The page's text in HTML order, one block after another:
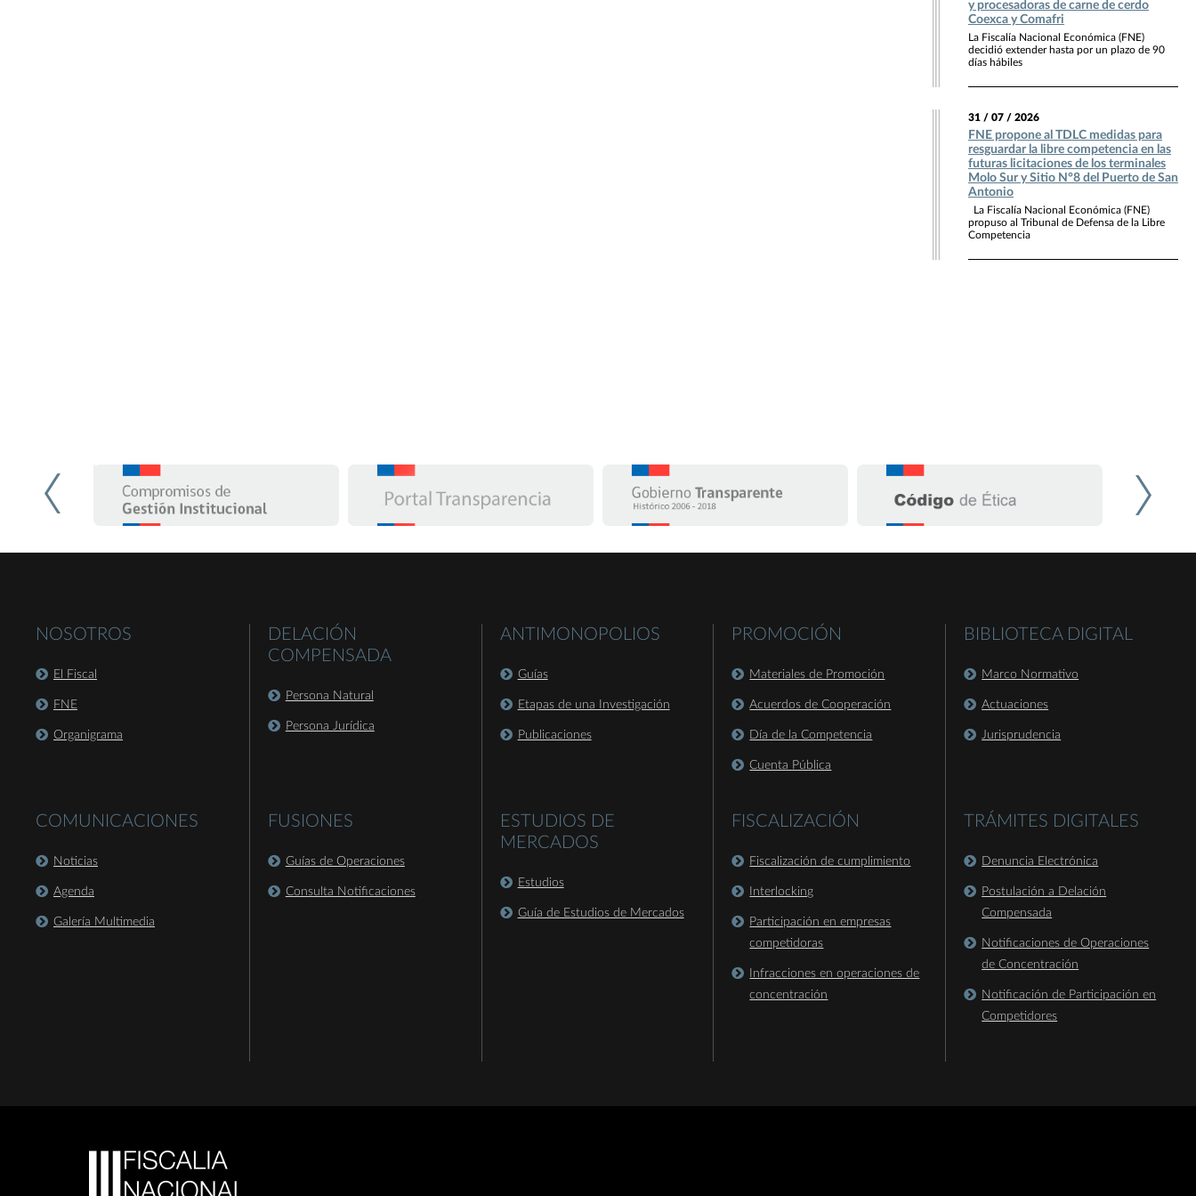
y procesadoras de carne de cerdo
Coexca y Comafri
La Fiscalía Nacional Económica (FNE)
decidió extender hasta por un plazo de 90
días hábiles
31 / 07 / 2026
FNE propone al TDLC medidas para
resguardar la libre competencia en las
futuras licitaciones de los terminales
Molo Sur y Sitio N°8 del Puerto de San
Antonio
La Fiscalía Nacional Económica (FNE)
propuso al Tribunal de Defensa de la Libre
Competencia
NOSOTROS
El Fiscal
FNE
Organigrama
COMUNICACIONES
Noticias
Agenda
Galería Multimedia
DELACIÓN
COMPENSADA
Persona Natural
Persona Jurídica
FUSIONES
Guías de Operaciones
Consulta Notificaciones
ANTIMONOPOLIOS
Guías
Etapas de una Investigación
Publicaciones
ESTUDIOS DE
MERCADOS
Estudios
Guía de Estudios de Mercados
PROMOCIÓN
Materiales de Promoción
Acuerdos de Cooperación
Día de la Competencia
Cuenta Pública
FISCALIZACIÓN
Fiscalización de cumplimiento
Interlocking
Participación en empresas
competidoras
Infracciones en operaciones de
concentración
BIBLIOTECA DIGITAL
Marco Normativo
Actuaciones
Jurisprudencia
TRÁMITES DIGITALES
Denuncia Electrónica
Postulación a Delación
Compensada
Notificaciones de Operaciones
de Concentración
Notificación de Participación en
Competidores